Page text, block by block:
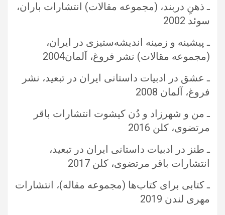
ـ ذهنِ دربند، (مجموعه مقالات) انتشارات باران،
سوئد 2002
ـ پیشینه و زمینه اندیشه‌ستیزی در ایران،
(مجموعه مقالات) نشر فروغ، آلمان2004
ـ عشق در ادبیات داستانی ایران در تبعید، نشر
فروغ، آلمان 2008
ـ من و شهرزاد و دُن کیشوت انتشارات باقر
مرتضوی، کلن 2016
ـ طنز در ادبیات داستانی ایران در تبعید،
انتشارات باقر مرتضوی، کلن 2017
ـ کتابی برای کتاب‌ها (مجموعه مقاله)، انتشارات
مهری لندن 2019